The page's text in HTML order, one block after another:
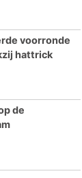
voorronde
hattrick
de